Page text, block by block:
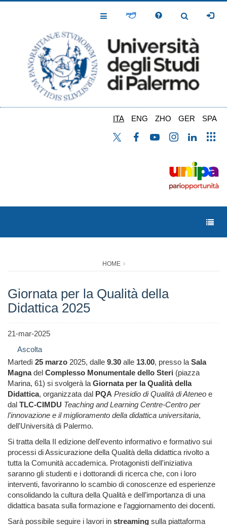
Toggle
Toggle
ITA ENG ZHO GER SPA
HOME
Giornata per la Qualità della
Didattica 2025
21-mar-2025
Ascolta
Martedì 25 marzo 2025, dalle 9.30 alle 13.00, presso laSala
Magnadel Complesso Monumentale dello Steri (piazza
Marina, 61) si svolgerà laGiornata per la Qualità della
Didattica, organizzata dal PQA Presidio di Qualità di Ateneo e
dal TLC-CIMDU Teaching and Learning Centre-Centro per
l'innovazione e il miglioramento della didattica universitaria,
dell'Università di Palermo.
Si tratta della II edizione dell'evento informativo e formativo sui
processi di Assicurazione della Qualità della didattica rivolto a
tutta la Comunità accademica. Protagonisti dell'iniziativa
saranno gli studenti e i dottorandi di ricerca che, con i loro
interventi, favoriranno lo scambio di conoscenze ed esperienze
consolidando la cultura della Qualità e dell’importanza di una
didattica basata sulla formazione e l’aggiornamento dei docenti.
Sarà possibile seguire i lavori in streaming sulla piattaforma